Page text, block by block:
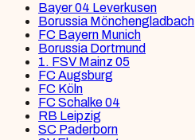
Bayer 04 Leverkusen
Borussia Mönchengladbach
FC Bayern Munich
Borussia Dortmund
1. FSV Mainz 05
FC Augsburg
FC Köln
FC Schalke 04
RB Leipzig
SC Paderborn